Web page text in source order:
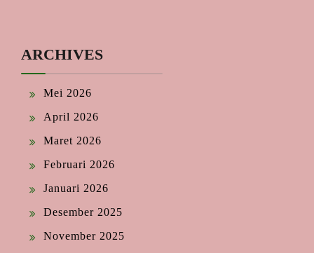
ARCHIVES
Mei 2026
April 2026
Maret 2026
Februari 2026
Januari 2026
Desember 2025
November 2025